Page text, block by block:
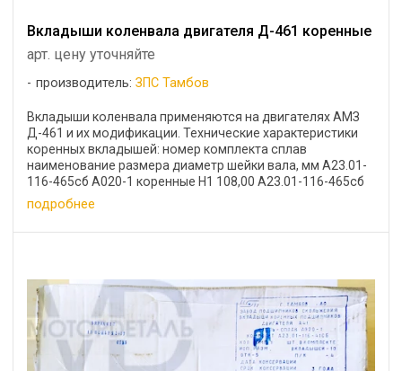
Вкладыши коленвала двигателя Д-461 коренные
арт. цену уточняйте
производитель:ЗПС Тамбов
Вкладыши коленвала применяются на двигателях АМЗ
Д-461 и их модификации. Технические характеристики
коренных вкладышей: номер комплекта сплав
наименование размера диаметр шейки вала, мм А23.01-
116-465сб А020-1 коренные Н1 108,00 А23.01-116-465сб
подробнее